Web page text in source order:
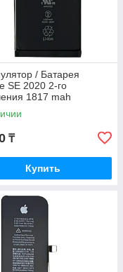
/ Батарея
SE 2020 2-го
1817 mah
₸
Купить